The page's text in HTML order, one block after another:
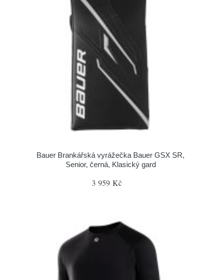
Bauer Brankářská vyrážečka Bauer GSX SR,
Senior, černá, Klasický gard
3 959 Kč